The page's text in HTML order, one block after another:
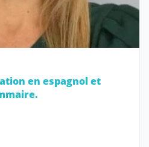
en espagnol et